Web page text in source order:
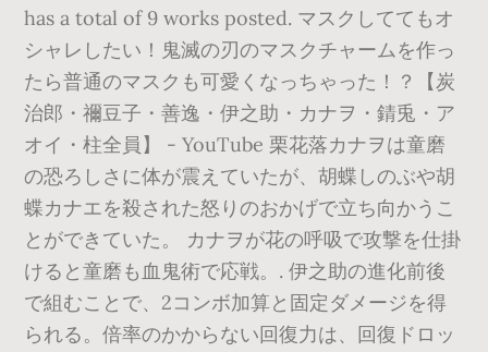
has a total of 9 works posted. マスクしててもオ
シャレしたい！鬼滅の刃のマスクチャームを作っ
たら普通のマスクも可愛くなっちゃった！？【炭
治郎・禰豆子・善逸・伊之助・カナヲ・錆兎・ア
オイ・柱全員】 - YouTube 栗花落カナヲは童磨
の恐ろしさに体が震えていたが、胡蝶しのぶや胡
蝶カナエを殺された怒りのおかげで立ち向かうこ
とができていた。 カナヲが花の呼吸で攻撃を仕掛
けると童磨も血鬼術で応戦。. 伊之助の進化前後
で組むことで、2コンボ加算と固定ダメージを得
られる。倍率のかからない回復力は、回復ドロッ